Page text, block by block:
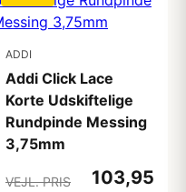
ADDI
Addi Click Lace
Korte Udskiftelige
Rundpinde Messing
3,75mm
VEJL. PRIS
103,95